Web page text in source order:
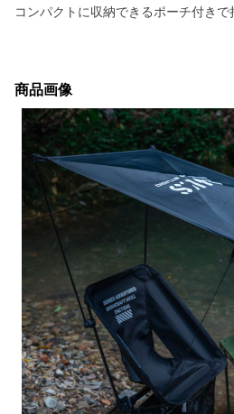
コンパクトに収納できるポーチ付きで
商品画像